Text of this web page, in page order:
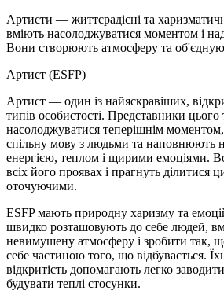
Артисти — життєрадісні та
вміють насолоджуватися моментом і
Вони створюють атмосферу та
Артист (ESFP)
Артист — один із найяскравіших,
типів особистості. Представники
насолоджуватися теперішнім моментом,
спільну мову з людьми та наповнюють
енергією, теплом і щирими емоціями.
всіх його проявах і прагнуть ділитися
оточуючими.
ESFP мають природну харизму та
швидко розташовують до себе людей,
невимушену атмосферу і зробити так,
себе частиною того, що відбувається.
відкритість допомагають легко
будувати теплі стосунки.